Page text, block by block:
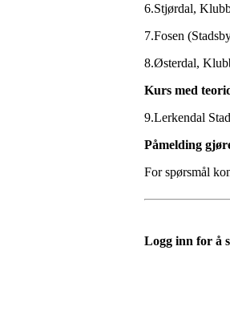
6.Stjørdal,
7.Fosen
8.Østerdal,
Kurs med
9.Lerkendal
Påmelding
For spørsmål
Logg inn for å